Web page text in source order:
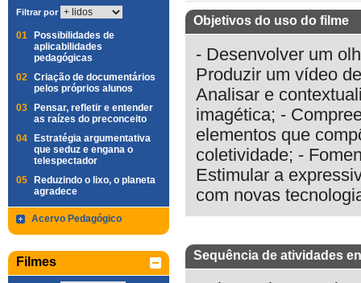
Filtrar por
01
Possibilidades de
aplicabilidades
pedagógicas
02 Criação de documentários
pelos próprios alunos
03
Pensar, refletir e entender
as raízes do preconceito
04
Estratégia argumentativa
que seduz e engana o
telespectador
05
Reduzindo o lixo, o planeta
agradece
Acervo Pedagógico
Filmes
Objetivos do uso do filme
- Desenvolver um
Produzir um vídeo
Analisar e
imagética; -
elementos que
coletividade; -
Estimular a
com novas
Sequência de atividades